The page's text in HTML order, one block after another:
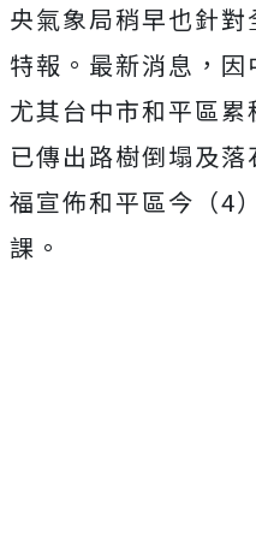
央氣象局稍早也針
特報。最新消息，因
尤其台中市和平區累
已傳出路樹倒塌及
福宣佈和平區今（4
課。